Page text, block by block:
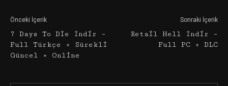
Önceki İçerik
7 Days To Die İndir –
Full Türkçe + Sürekli
Güncel + Online
Sonraki İçerik
Retail Hell İndir –
Full PC + DLC